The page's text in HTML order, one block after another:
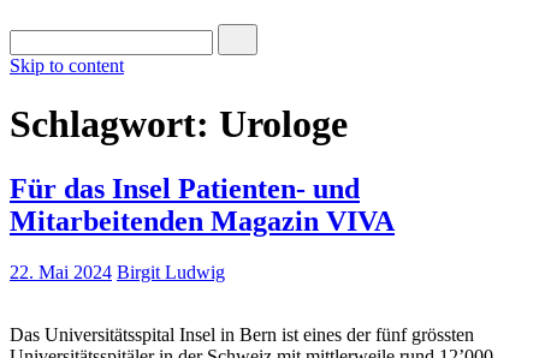
Skip to content
Schlagwort: Urologe
Für das Insel Patienten- und
Mitarbeitenden Magazin VIVA
22. Mai 2024 Birgit Ludwig
Das Universitätsspital Insel in Bern ist eines der fünf grössten